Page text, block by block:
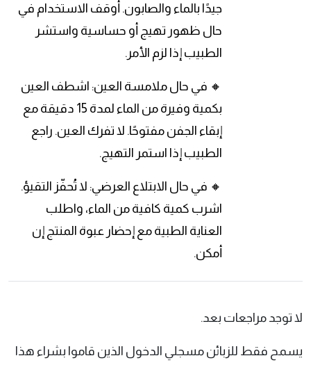
جيدًا بالماء والصابون. أوقف الاستخدام في
حال ظهور تهيج أو حساسية واستشر
الطبيب إذا لزم الأمر.
🔸 في حال ملامسة العين: اشطف العين
بكمية وفيرة من الماء لمدة 15 دقيقة مع
إبقاء الجفن مفتوحًا. لا تفرك العين. راجع
الطبيب إذا استمر التهيج.
🔸 في حال الابتلاع العرضي: لا تُحفّز التقيؤ.
اشرب كمية كافية من الماء، واطلب
العناية الطبية مع إحضار عبوة المنتج إن
أمكن.
لا توجد مراجعات بعد.
يسمح فقط للزبائن مسجلي الدخول الذين قاموا بشراء هذا